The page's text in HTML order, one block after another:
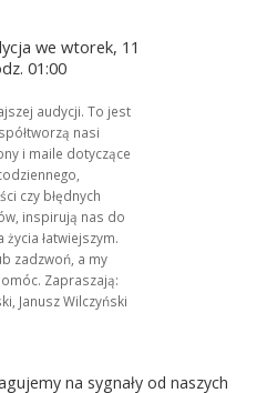
we wtorek, 11
01:00
audycji. To jest
nasi
i maile dotyczące
czy błędnych
inspirują nas do
życia łatwiejszym.
zadzwoń, a my
Zapraszają:
Janusz Wilczyński
na sygnały od naszych